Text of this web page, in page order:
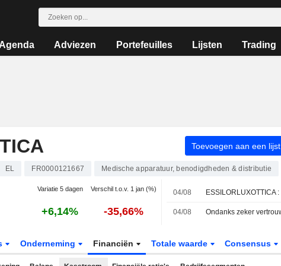
Agenda Adviezen Portefeuilles Lijsten Trading
Toevoegen aan een lijst
EL FR0000121667 Medische apparatuur, benodigdheden & distributie
Variatie 5 dagen Verschil t.o.v. 1 jan (%)
+6,14% -35,66%
04/08
04/08
Onderneming Financiën Totale waarde Consensus